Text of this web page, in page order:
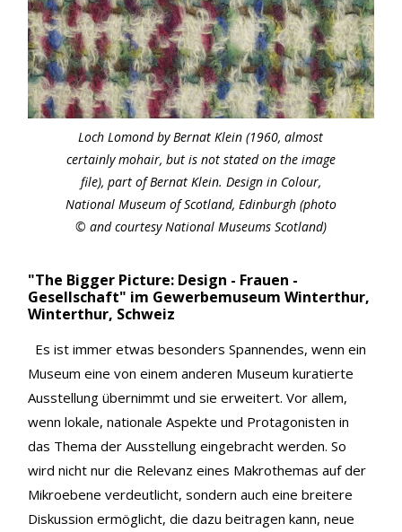
Loch Lomond by Bernat Klein (1960, almost
certainly mohair, but is not stated on the image
file), part of Bernat Klein. Design in Colour,
National Museum of Scotland, Edinburgh (photo
© and courtesy National Museums Scotland)
"The Bigger Picture: Design - Frauen -
Gesellschaft" im Gewerbemuseum Winterthur,
Winterthur, Schweiz
Es ist immer etwas besonders Spannendes, wenn ein
Museum eine von einem anderen Museum kuratierte
Ausstellung übernimmt und sie erweitert. Vor allem,
wenn lokale, nationale Aspekte und Protagonisten in
das Thema der Ausstellung eingebracht werden. So
wird nicht nur die Relevanz eines Makrothemas auf der
Mikroebene verdeutlicht, sondern auch eine breitere
Diskussion ermöglicht, die dazu beitragen kann, neue